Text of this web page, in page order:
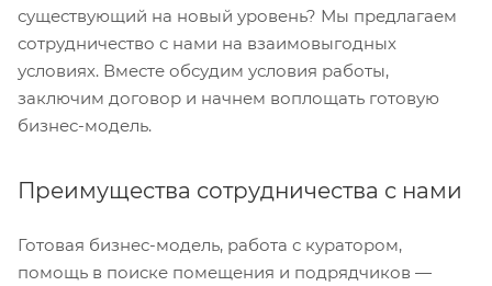
существующий на новый уровень? Мы предлагаем
сотрудничество с нами на взаимовыгодных
условиях. Вместе обсудим условия работы,
заключим договор и начнем воплощать готовую
бизнес-модель.
Преимущества сотрудничества с нами
Готовая бизнес-модель, работа с куратором,
помощь в поиске помещения и подрядчиков —